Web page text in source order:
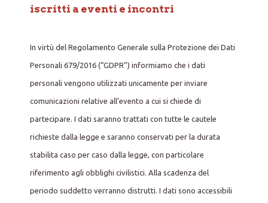
iscritti a eventi e incontri
In virtù del Regolamento Generale sulla Protezione dei Dati
Personali 679/2016 (“GDPR”) informiamo che i dati
personali vengono utilizzati unicamente per inviare
comunicazioni relative all’evento a cui si chiede di
partecipare. I dati saranno trattati con tutte le cautele
richieste dalla legge e saranno conservati per la durata
stabilita caso per caso dalla legge, con particolare
riferimento agli obblighi civilistici. Alla scadenza del
periodo suddetto verranno distrutti. I dati sono accessibili